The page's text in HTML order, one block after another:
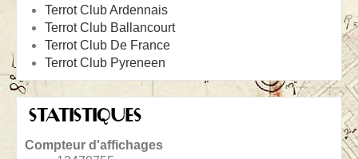
Terrot Club Ardennais
Terrot Club Ballancourt
Terrot Club De France
Terrot Club Pyreneen
STATISTIQUES
Compteur d'affichages